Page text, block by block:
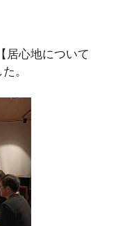
居心地について
。